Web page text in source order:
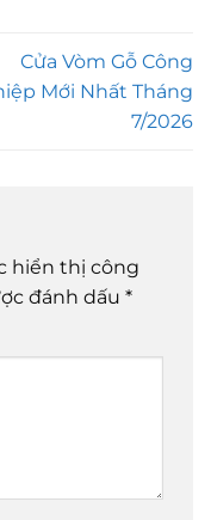
Cửa Vòm Gỗ Công
Mới Nhất Tháng
7/2026
hiển thị công
đánh dấu *